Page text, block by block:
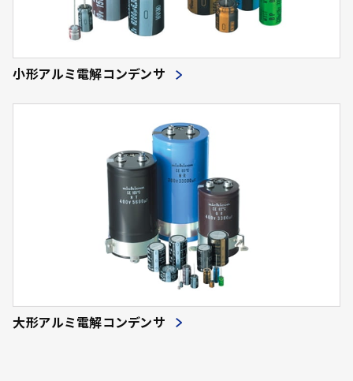
小形アルミ電解コンデンサ
大形アルミ電解コンデンサ